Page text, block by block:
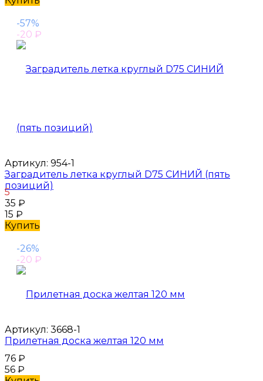
-57%
-20 ₽
Артикул: 954-1
Заградитель летка круглый D75 СИНИЙ (пять
позиций)
5
35 ₽
15 ₽
Купить
-26%
-20 ₽
Артикул: 3668-1
Прилетная доска желтая 120 мм
76 ₽
56 ₽